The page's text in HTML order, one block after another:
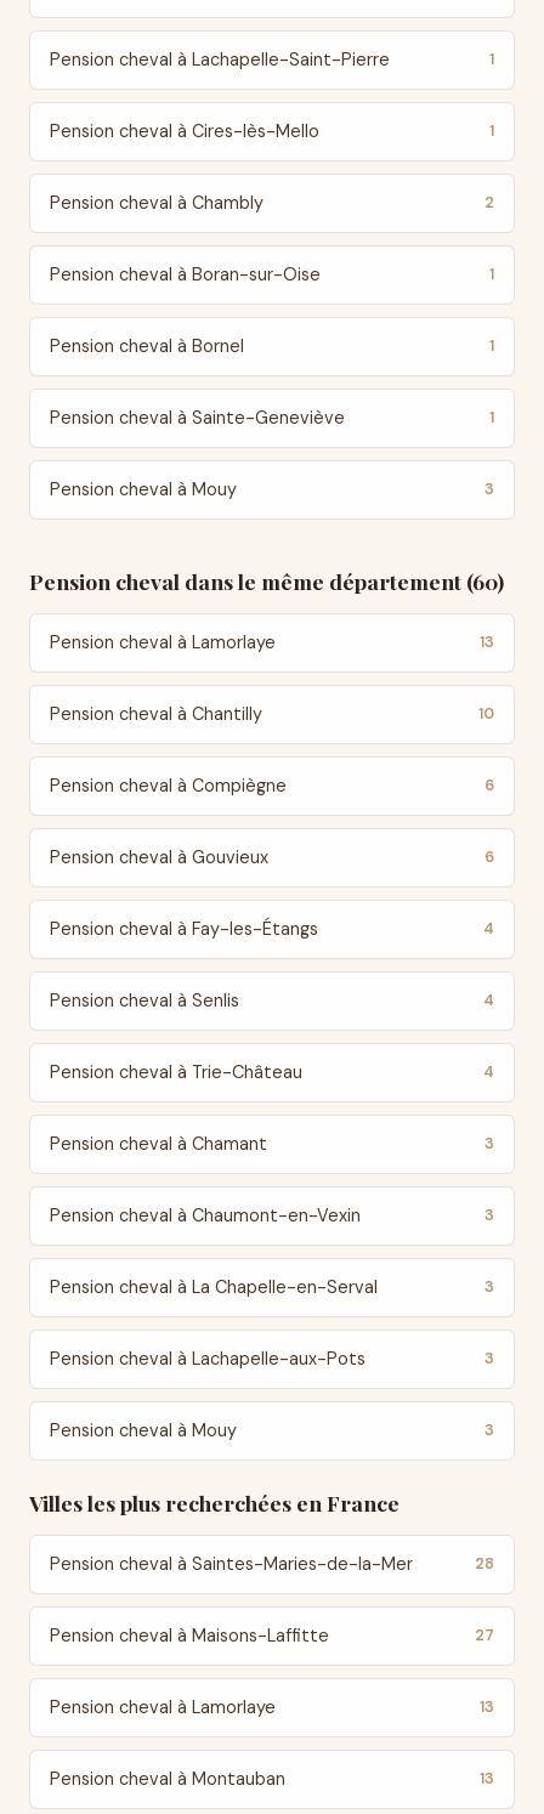
Pension cheval à Lachapelle-Saint-Pierre 1
Pension cheval à Cires-lès-Mello 1
Pension cheval à Chambly 2
Pension cheval à Boran-sur-Oise 1
Pension cheval à Bornel 1
Pension cheval à Sainte-Geneviève 1
Pension cheval à Mouy 3
Pension cheval dans le même département (60)
Pension cheval à Lamorlaye 13
Pension cheval à Chantilly 10
Pension cheval à Compiègne 6
Pension cheval à Gouvieux 6
Pension cheval à Fay-les-Étangs 4
Pension cheval à Senlis 4
Pension cheval à Trie-Château 4
Pension cheval à Chamant 3
Pension cheval à Chaumont-en-Vexin 3
Pension cheval à La Chapelle-en-Serval 3
Pension cheval à Lachapelle-aux-Pots 3
Pension cheval à Mouy 3
Villes les plus recherchées en France
Pension cheval à Saintes-Maries-de-la-Mer 28
Pension cheval à Maisons-Laffitte 27
Pension cheval à Lamorlaye 13
Pension cheval à Montauban 13